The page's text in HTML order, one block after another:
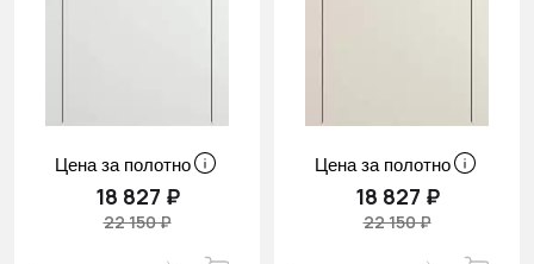
Цена за полотно
18 827 ₽
22 150 ₽
Цена за полотно
18 827 ₽
22 150 ₽